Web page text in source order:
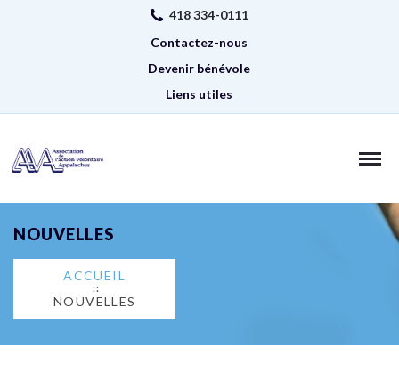
418 334-0111
Contactez-nous
Devenir bénévole
Liens utiles
NOUVELLES
ACCUEIL
NOUVELLES